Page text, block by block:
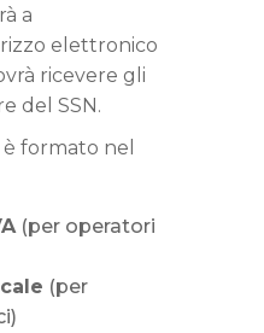
a
elettronico
ricevere gli
del SSN.
formato nel
(per operatori
(per